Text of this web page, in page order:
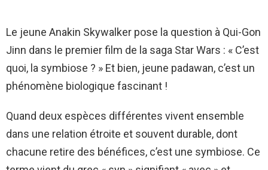
Le jeune Anakin Skywalker pose la question à Qui-Gon
Jinn dans le premier film de la saga Star Wars : « C’est
quoi, la symbiose ? » Et bien, jeune padawan, c’est un
phénomène biologique fascinant !
Quand deux espèces différentes vivent ensemble
dans une relation étroite et souvent durable, dont
chacune retire des bénéfices, c’est une symbiose. Ce